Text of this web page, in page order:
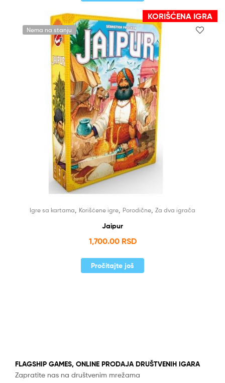
Nema na stanju
KORIŠĆENA IGRA
Igre sa kartama Korišćene igre Porodične Za dva igrača
Jaipur
1,700.00 RSD
Pročitajte još
FLAGSHIP GAMES, ONLINE PRODAJA DRUŠTVENIH IGARA
Zapratite nas na društvenim mrežama